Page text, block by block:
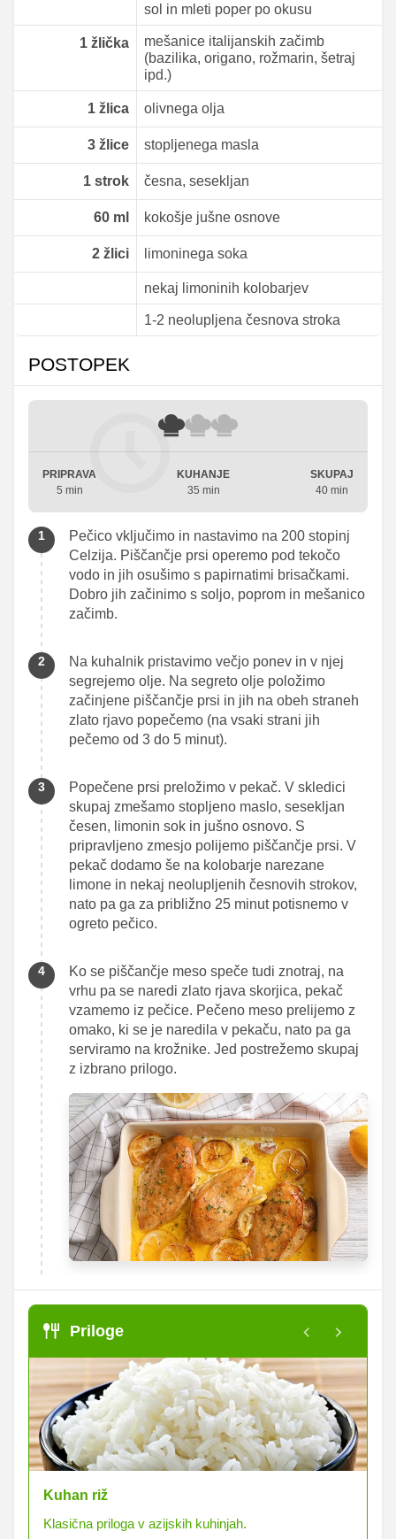
sol in mleti poper po okusu
1žlička
mešanice italijanskih začimb
(bazilika, origano, rožmarin, šetraj
ipd.)
1žlica olivnega olja
3žlice stopljenega masla
1strok česna, sesekljan
60ml kokošje jušne osnove
2žlici limoninega soka
nekaj limoninih kolobarjev
1-2 neolupljena česnova stroka
POSTOPEK
PRIPRAVA
5 min
KUHANJE
35 min
SKUPAJ
40 min
Pečico vključimo in nastavimo na 200 stopinj
Celzija. Piščančje prsi operemo pod tekočo
vodo in jih osušimo s papirnatimi brisačkami.
Dobro jih začinimo s soljo, poprom in mešanico
začimb.
Na kuhalnik pristavimo večjo ponev in v njej
segrejemo olje. Na segreto olje položimo
začinjene piščančje prsi in jih na obeh straneh
zlato rjavo popečemo (na vsaki strani jih
pečemo od 3 do 5 minut).
Popečene prsi preložimo v pekač. V skledici
skupaj zmešamo stopljeno maslo, sesekljan
česen, limonin sok in jušno osnovo. S
pripravljeno zmesjo polijemo piščančje prsi. V
pekač dodamo še na kolobarje narezane
limone in nekaj neolupljenih česnovih strokov,
nato pa ga za približno 25 minut potisnemo v
ogreto pečico.
Ko se piščančje meso speče tudi znotraj, na
vrhu pa se naredi zlato rjava skorjica, pekač
vzamemo iz pečice. Pečeno meso prelijemo z
omako, ki se je naredila v pekaču, nato pa ga
serviramo na krožnike. Jed postrežemo skupaj
z izbrano prilogo.
Priloge
Kuhan riž
Klasična priloga v azijskih kuhinjah.